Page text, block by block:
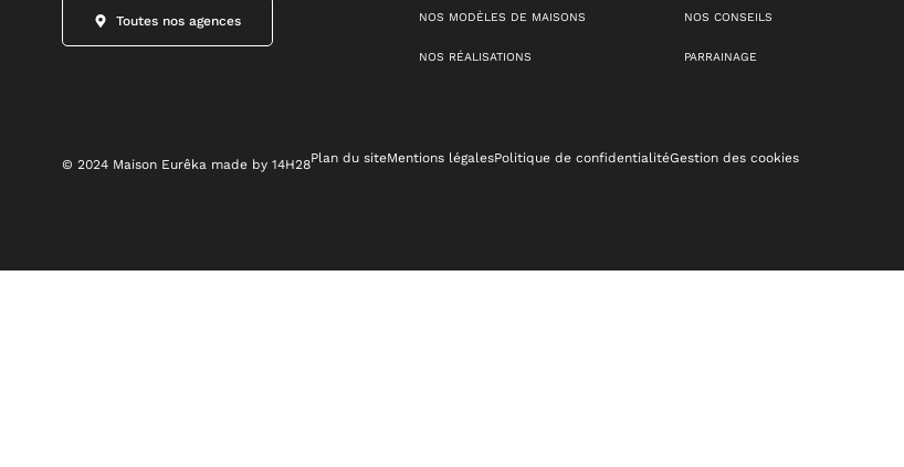
Toutes nos agences NOS MODÈLES DE MAISONS
NOS RÉALISATIONS
NOS CONSEILS
PARRAINAGE
© 2024 Maison Eurêka made by 14H28Plan du siteMentions légalesPolitique de confidentialitéGestion des cookies